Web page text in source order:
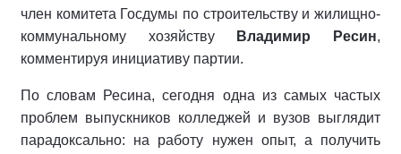
член комитета Госдумы по строительству и жилищно-
коммунальному хозяйству
Владимир Ресин,
комментируя инициативу партии.
По словам Ресина, сегодня одна из самых частых
проблем выпускников колледжей и вузов выглядит
парадоксально: на работу нужен опыт, а получить